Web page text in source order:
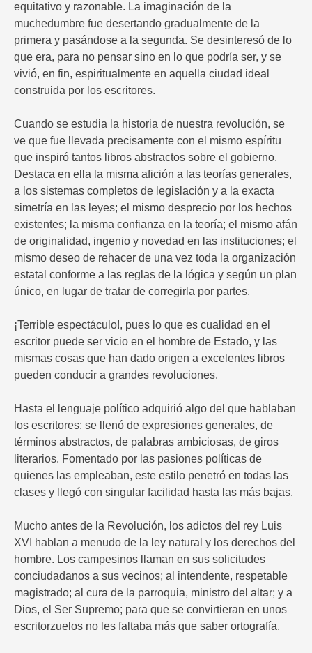
equitativo y razonable. La imaginación de la
muchedumbre fue desertando gradualmente de la
primera y pasándose a la segunda. Se desinteresó de lo
que era, para no pensar sino en lo que podría ser, y se
vivió, en fin, espiritualmente en aquella ciudad ideal
construida por los escritores.
Cuando se estudia la historia de nuestra revolución, se
ve que fue llevada precisamente con el mismo espíritu
que inspiró tantos libros abstractos sobre el gobierno.
Destaca en ella la misma afición a las teorías generales,
a los sistemas completos de legislación y a la exacta
simetría en las leyes; el mismo desprecio por los hechos
existentes; la misma confianza en la teoría; el mismo afán
de originalidad, ingenio y novedad en las instituciones; el
mismo deseo de rehacer de una vez toda la organización
estatal conforme a las reglas de la lógica y según un plan
único, en lugar de tratar de corregirla por partes.
¡Terrible espectáculo!, pues lo que es cualidad en el
escritor puede ser vicio en el hombre de Estado, y las
mismas cosas que han dado origen a excelentes libros
pueden conducir a grandes revoluciones.
Hasta el lenguaje político adquirió algo del que hablaban
los escritores; se llenó de expresiones generales, de
términos abstractos, de palabras ambiciosas, de giros
literarios. Fomentado por las pasiones políticas de
quienes las empleaban, este estilo penetró en todas las
clases y llegó con singular facilidad hasta las más bajas.
Mucho antes de la Revolución, los adictos del rey Luis
XVI hablan a menudo de la ley natural y los derechos del
hombre. Los campesinos llaman en sus solicitudes
conciudadanos a sus vecinos; al intendente, respetable
magistrado; al cura de la parroquia, ministro del altar; y a
Dios, el Ser Supremo; para que se convirtieran en unos
escritorzuelos no les faltaba más que saber ortografía.